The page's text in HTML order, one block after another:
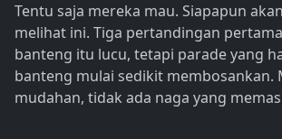
Tentu saja mereka mau. Siapapun
melihat ini. Tiga pertandingan
banteng itu lucu, tetapi parade yang
banteng mulai sedikit membosankan.
mudahan, tidak ada naga yang